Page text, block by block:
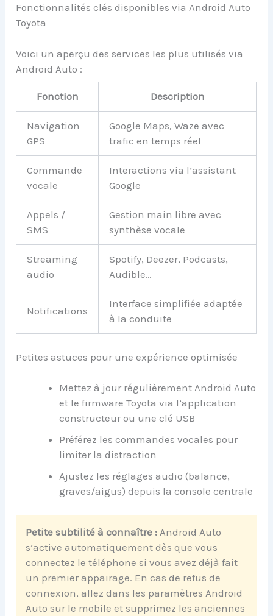
Fonctionnalités clés disponibles via Android Auto
Toyota
Voici un aperçu des services les plus utilisés via
Android Auto :
Fonction Description
Navigation
GPS
Google Maps, Waze avec
trafic en temps réel
Commande
vocale
Interactions via l’assistant
Google
Appels /
SMS
Gestion main libre avec
synthèse vocale
Streaming
audio
Spotify, Deezer, Podcasts,
Audible…
Notifications
Interface simplifiée adaptée
à la conduite
Petites astuces pour une expérience optimisée
Mettez à jour régulièrement Android Auto
et le firmware Toyota via l’application
constructeur ou une clé USB
Préférez les commandes vocales pour
limiter la distraction
Ajustez les réglages audio (balance,
graves/aigus) depuis la console centrale
Petite subtilité à connaître : Android Auto
s’active automatiquement dès que vous
connectez le téléphone si vous avez déjà fait
un premier appairage. En cas de refus de
connexion, allez dans les paramètres Android
Auto sur le mobile et supprimez les anciennes